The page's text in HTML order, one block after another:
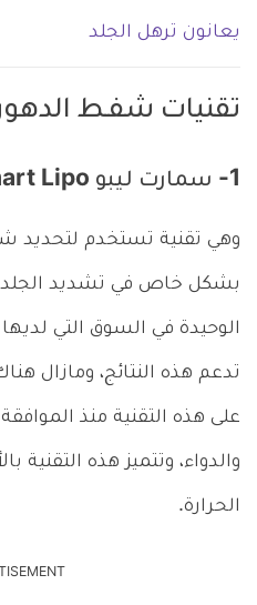
يعانون ترهل الجلد
تقنيات شفـط الدهون
1- سمارت ليبو Smart Lipo
وهي تقنية تستخدم لتحديد
بشكل خاص في تشديد الجلد،
الوحيدة في السوق التي
تدعم هذه النتائج، ومازال
على هذه التقنية منذ
والدواء، وتتميز هذه
الحرارة.